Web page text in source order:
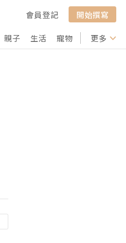
會員登記
開始撰寫
親子 生活 寵物 行山 打卡
更多